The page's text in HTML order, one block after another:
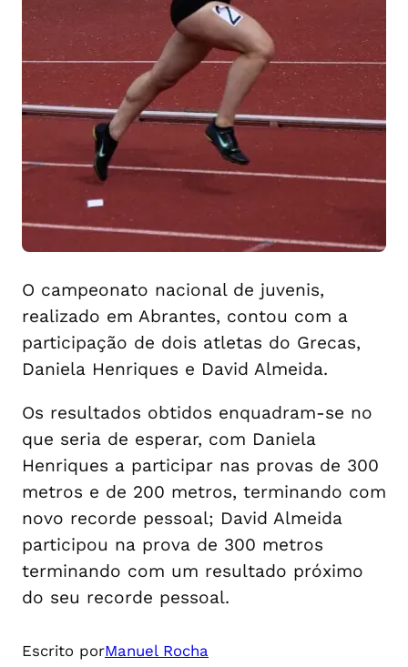
O campeonato nacional de juvenis,
realizado em Abrantes, contou com a
participação de dois atletas do Grecas,
Daniela Henriques e David Almeida.
Os resultados obtidos enquadram-se no
que seria de esperar, com Daniela
Henriques a participar nas provas de 300
metros e de 200 metros, terminando com
novo recorde pessoal; David Almeida
participou na prova de 300 metros
terminando com um resultado próximo
do seu recorde pessoal.
Escrito porManuel Rocha